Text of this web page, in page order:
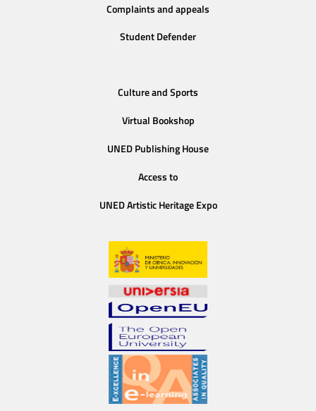
Complaints and appeals
Student Defender
Culture and Sports
Virtual Bookshop
UNED Publishing House
Access to
UNED Artistic Heritage Expo